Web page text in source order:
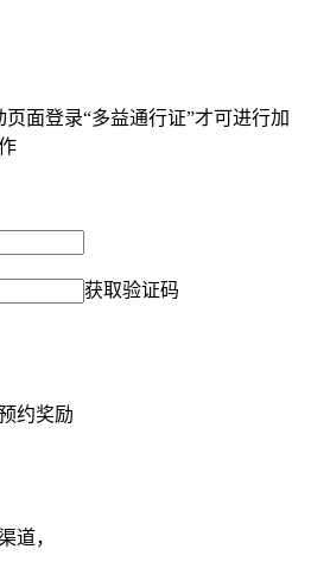
面登录“多益通行证”才可进行加
获取验证码
约奖励
道，